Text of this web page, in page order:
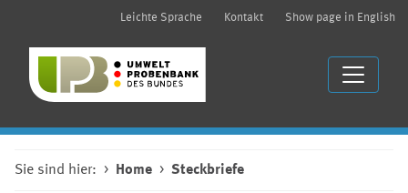
Leichte Sprache Kontakt Show page in English
Sie sind hier: Home Steckbriefe